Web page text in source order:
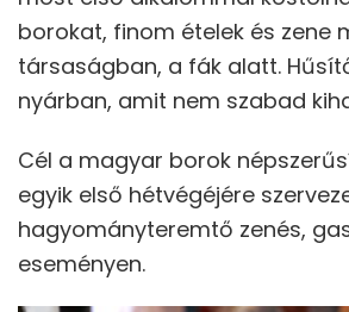
borokat, finom ételek és zene
társaságban, a fák alatt.
nyárban, amit nem szabad
Cél a magyar borok
egyik első hétvégéjére
hagyományteremtő zenés,
eseményen.